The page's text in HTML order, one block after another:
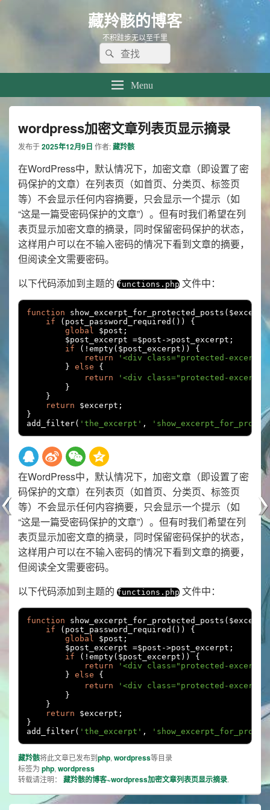
藏羚骸的博客
不积跬步无以至千里
Search
for:
Search
Menu
wordpress加密文章列表页显示摘录
发布于2025年12月9日 作者:藏羚骸
在WordPress中，默认情况下，加密文章（即设置了密
码保护的文章）在列表页（如首页、分类页、标签页
等）不会显示任何内容摘要，只会显示一个提示（如
“这是一篇受密码保护的文章”）。但有时我们希望在列
表页显示加密文章的摘录，同时保留密码保护的状态，
这样用户可以在不输入密码的情况下看到文章的摘要，
但阅读全文需要密码。
以下代码添加到主题的 functions . php 文件中：
function show_excerpt_for_protected_posts ( $excerpt
if
( post_password_required ())
{
global $post ;
        $post_excerpt
=$post ->post_excerpt ;
if
(! empty( $post_excerpt ))
{
return
'<div class="protected-
} else
{
return
'<div class="protected-
}
}
return $excerpt ;
}
add_filter( 'the_excerpt' ,
在WordPress中，默认情况下，加密文章（即设置了密
码保护的文章）在列表页（如首页、分类页、标签页
等）不会显示任何内容摘要，只会显示一个提示（如
“这是一篇受密码保护的文章”）。但有时我们希望在列
表页显示加密文章的摘录，同时保留密码保护的状态，
这样用户可以在不输入密码的情况下看到文章的摘要，
但阅读全文需要密码。
以下代码添加到主题的 functions . php 文件中：
function show_excerpt_for_protected_posts ( $excerpt
if
( post_password_required ())
{
global $post ;
        $post_excerpt
=$post ->post_excerpt ;
if
(! empty( $post_excerpt ))
{
return
'<div class="protected-
} else
{
return
'<div class="protected-
}
}
return $excerpt ;
}
add_filter( 'the_excerpt' ,
藏羚骸将此文章已发布到php, wordpress等目录
标签为 php, wordpress
转载请注明： 藏羚骸的博客~wordpress加密文章列表页显示摘录.